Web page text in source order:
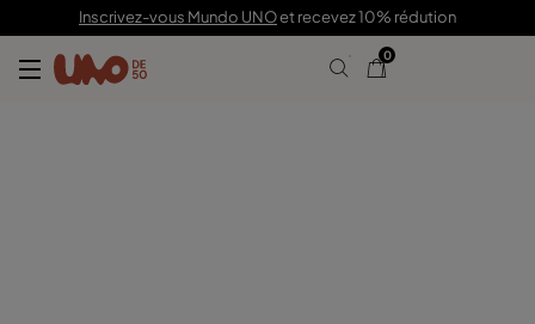
Inscrivez-vous Mundo UNOet recevez 10% rédution
0